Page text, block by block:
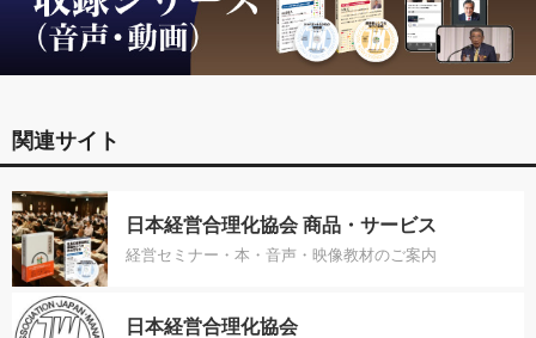
関連サイト
日本経営合理化協会 商品・サービス
経営セミナー・本・音声・映像教材のご案内
日本経営合理化協会